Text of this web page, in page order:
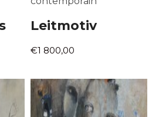
et conditions
Leitmotiv
€1 800,00